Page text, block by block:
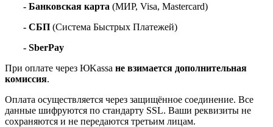
- Банковская карта (МИР, Visa, Mastercard)
- СБП (Система Быстрых Платежей)
- SberPay
При оплате через ЮKassa не взимается дополнительная
комиссия.
Оплата осуществляется через защищённое соединение. Все
данные шифруются по стандарту SSL. Ваши реквизиты не
сохраняются и не передаются третьим лицам.